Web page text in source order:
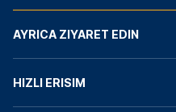
AYRICA ZIYARET EDIN
HIZLI ERISIM